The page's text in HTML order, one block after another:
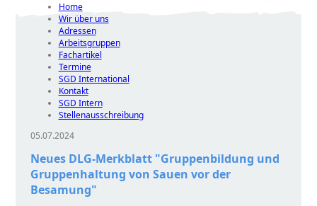
Home
Wir über uns
Adressen
Arbeitsgruppen
Fachartikel
Termine
SGD International
Kontakt
SGD Intern
Stellenausschreibung
05.07.2024
Neues DLG-Merkblatt "Gruppenbildung und
Gruppenhaltung von Sauen vor der
Besamung"